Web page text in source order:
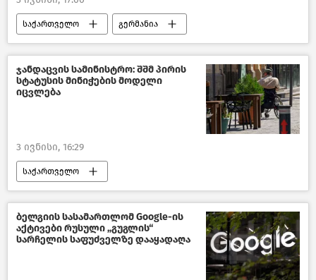
საქართველო გერმანია
პოლიტიკა საქართველოში
საქართველოს საგარეო პოლიტიკა
საქართველო-ევროკავშირის ურთიერთობები
საქართველოს პარლამენტი
ახალი ამბები
ჯანდაცვის სამინისტრო: შშმ პირის
სტატუსის მინიჭების მოდელი
იცვლება
3 ივნისი, 16:29
საქართველო
ჯანდაცვა საქართველოში
დევნილთა, შრომის, ჯანმრთელობისა და სოციალური დაცვის სამინისტრო
სოციალური სფერო საქართველოში
ბელგიის სასამართლომ Google-ის
აქტივები რუსული „გუგლის“
სარჩელის საფუძველზე დააყადაღა